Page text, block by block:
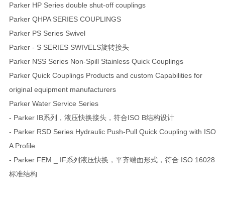
Parker HP Series double shut-off couplings
Parker QHPA SERIES COUPLINGS
Parker PS Series Swivel
Parker - S SERIES SWIVELS旋转接头
Parker NSS Series Non-Spill Stainless Quick Couplings
Parker Quick Couplings Products and custom Capabilities for
original equipment manufacturers
Parker Water Service Series
- Parker IB系列，液压快换接头，符合ISO B结构设计
- Parker RSD Series Hydraulic Push-Pull Quick Coupling with ISO
A Profile
- Parker FEM _ IF系列液压快换，平齐端面形式，符合 ISO 16028
标准结构